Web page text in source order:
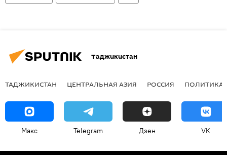
Таджикистан
ТАДЖИКИСТАН ЦЕНТРАЛЬНАЯ АЗИЯ РОССИЯ ПОЛИТИКА
Макс Telegram Дзен VK